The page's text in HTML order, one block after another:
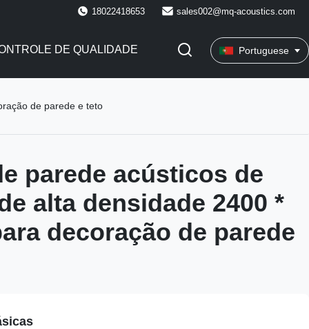
18022418653 sales002@mq-acoustics.com
DE QUALIDADE Portuguese
de parede e teto
parede acústicos de
alta densidade 2400 *
decoração de parede